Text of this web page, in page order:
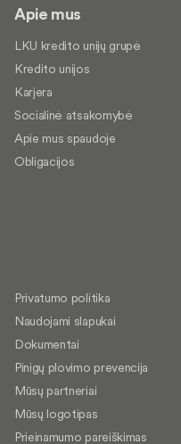
Apie mus
LKU kredito unijų grupė
Kredito unijos
Karjera
Socialinė atsakomybė
Apie mus spaudoje
Obligacijos
Privatumo politika
Naudojami slapukai
Dokumentai
Pinigų plovimo prevencija
Mūsų partneriai
Mūsų logotipas
Prieinamumo pareiškimas